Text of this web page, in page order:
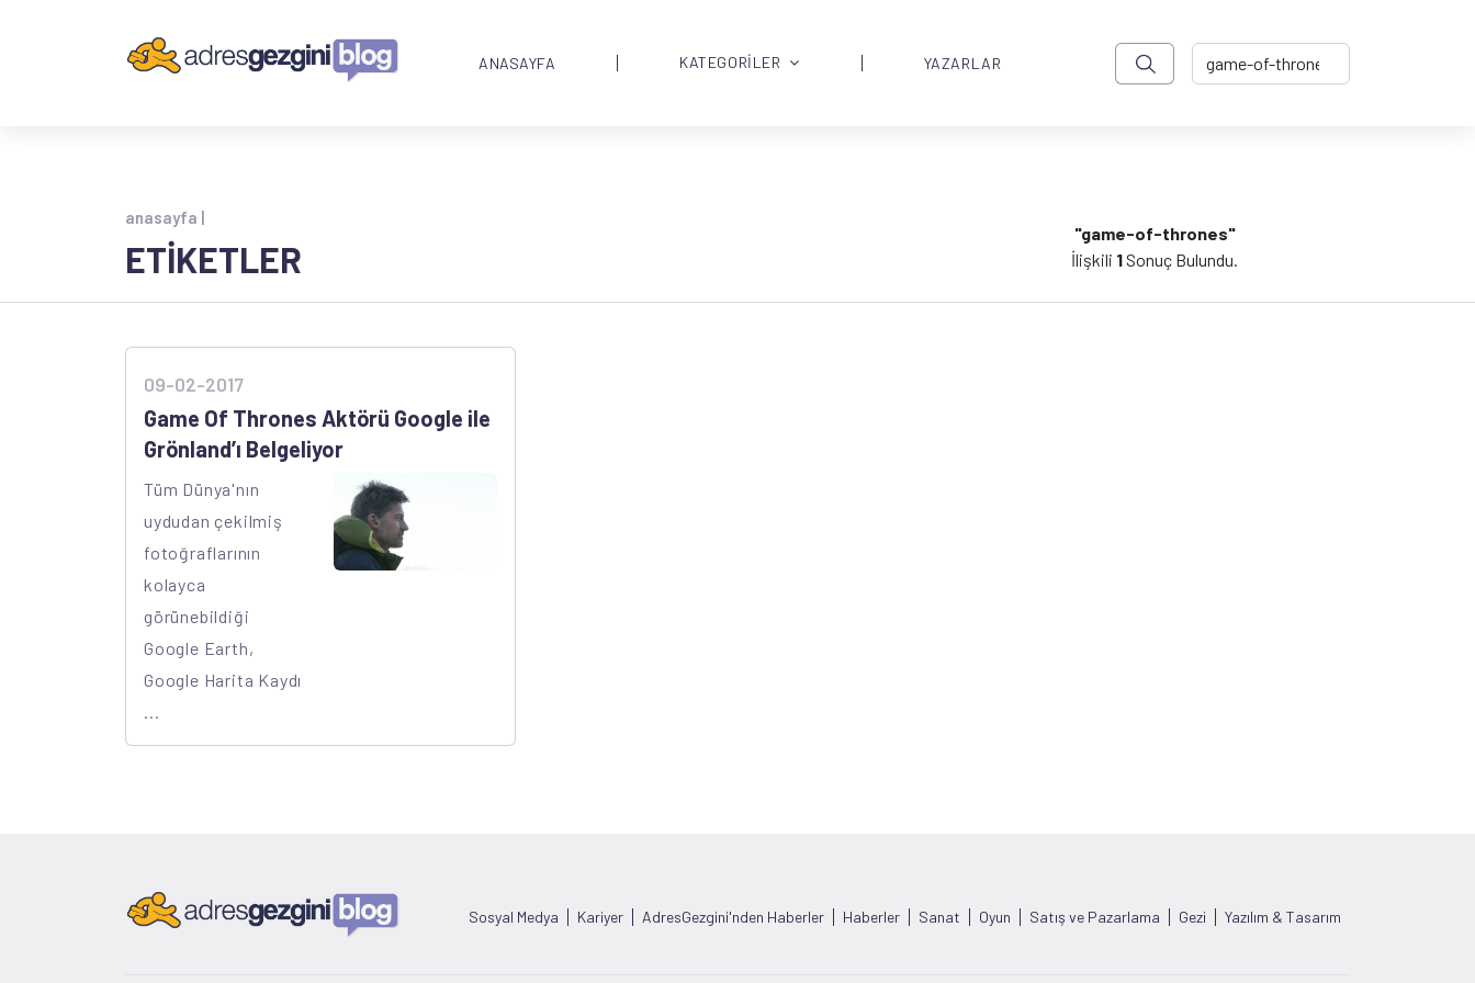
ANASAYFA KATEGORİLER YAZARLAR
anasayfa |
ETİKETLER
"game-of-thrones"
İlişkili 1 Sonuç Bulundu.
09-02-2017
Game Of Thrones Aktörü Google ile
Grönland’ı Belgeliyor
Tüm Dünya'nın
uydudan çekilmiş
fotoğraflarının
kolayca
görünebildiği
Google Earth,
Google Harita Kaydı
...
Sosyal Medya Kariyer AdresGezgini'nden Haberler Haberler Sanat Oyun Satış ve Pazarlama Gezi Yazılım & Tasarım